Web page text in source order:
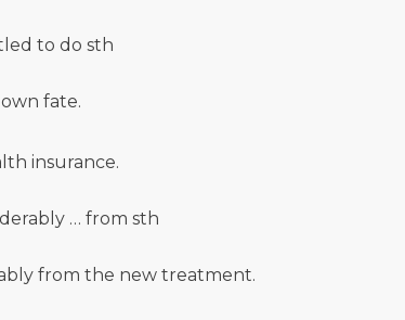
to do sth
fate.
insurance.
… from sth
from the new treatment.